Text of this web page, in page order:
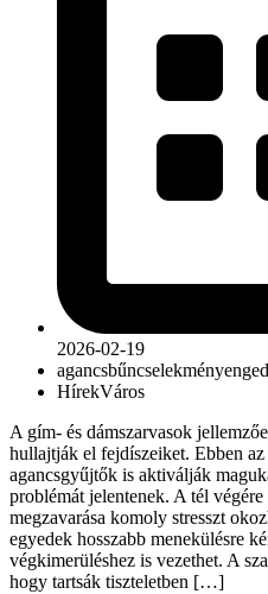
2026-02-19
agancsbűncselekmény
HírekVáros
A gím- és dámszarvasok
hullajtják el fejdíszeiket. Ebben
agancsgyűjtők is aktiválják
problémát jelentenek. A tél
megzavarása komoly stresszt
egyedek hosszabb menekülésre
végkimerüléshez is vezethet. A
hogy tartsák tiszteletben […]